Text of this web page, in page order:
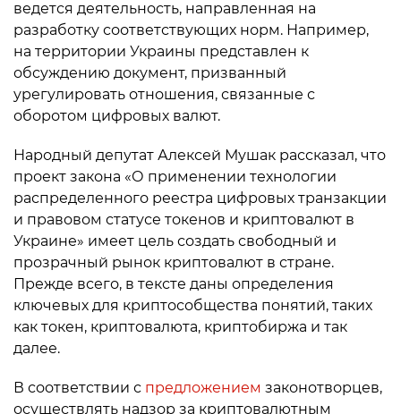
ведется деятельность, направленная на
разработку соответствующих норм. Например,
на территории Украины представлен к
обсуждению документ, призванный
урегулировать отношения, связанные с
оборотом цифровых валют.
Народный депутат Алексей Мушак рассказал, что
проект закона «О применении технологии
распределенного реестра цифровых транзакции
и правовом статусе токенов и криптовалют в
Украине» имеет цель создать свободный и
прозрачный рынок криптовалют в стране.
Прежде всего, в тексте даны определения
ключевых для криптособщества понятий, таких
как токен, криптовалюта, криптобиржа и так
далее.
В соответствии с предложением законотворцев,
осуществлять надзор за криптовалютным